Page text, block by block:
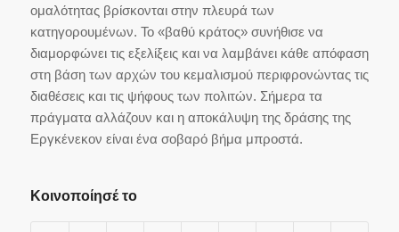
ομαλότητας βρίσκονται στην πλευρά των
κατηγορουμένων. Το «βαθύ κράτος» συνήθισε να
διαμορφώνει τις εξελίξεις και να λαμβάνει κάθε απόφαση
στη βάση των αρχών του κεμαλισμού περιφρονώντας τις
διαθέσεις και τις ψήφους των πολιτών. Σήμερα τα
πράγματα αλλάζουν και η αποκάλυψη της δράσης της
Εργκένεκον είναι ένα σοβαρό βήμα μπροστά.
Κοινοποίησέ το